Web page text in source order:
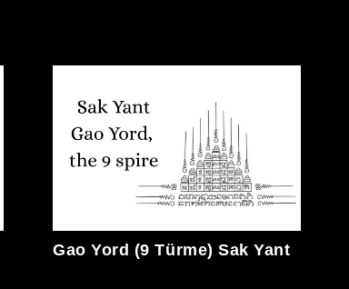
Gao Yord (9 Türme) Sak Yant